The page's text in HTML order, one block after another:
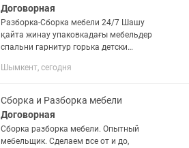
Договорная
Разборка-Сборка мебели 24/7 Шашу
қайта жинау упаковкадағы мебельдер
спальни гарнитур горька детски
мебелдерді жинаймыз хабарласыңыз
Шымкент, сегодня
Сборка и Разборка мебели
Договорная
Сборка разборка мебели. Опытный
мебельщик. Сделаем все от и до,